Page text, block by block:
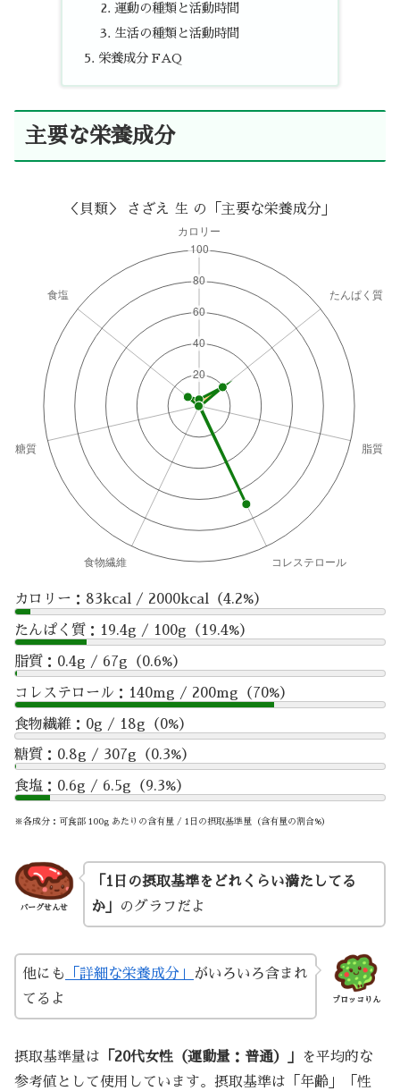
運動の種類と活動時間
生活の種類と活動時間
栄養成分 FAQ
主要な栄養成分
＜貝類＞ さざえ 生 の「主要な栄養成分」
カロリー：83kcal / 2000kcal（4.2%）
たんぱく質：19.4g / 100g（19.4%）
脂質：0.4g / 67g（0.6%）
コレステロール：140mg / 200mg（70%）
食物繊維：0g / 18g（0%）
糖質：0.8g / 307g（0.3%）
食塩：0.6g / 6.5g（9.3%）
※各成分：可食部 100g あたりの含有量 / 1日の摂取基準量（含有量の割合%）
バーグせんせ
「1日の摂取基準をどれくらい満たしてる
か」
のグラフだよ
ブロッコりん
他にも 「詳細な栄養成分」
がいろいろ含まれ
てるよ
摂取基準量は 「20代女性（運動量：普通）」
を平均的な
参考値として使用しています。摂取基準は「年齢」「性